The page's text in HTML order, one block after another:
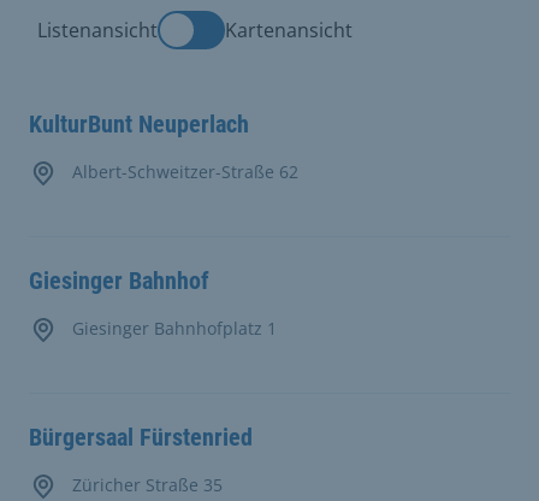
Listenansicht Kartenansicht
KulturBunt Neuperlach
Albert-Schweitzer-Straße 62
Giesinger Bahnhof
Giesinger Bahnhofplatz 1
Bürgersaal Fürstenried
Züricher Straße 35